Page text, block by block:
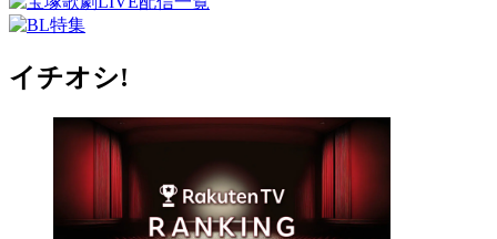
イチオシ!